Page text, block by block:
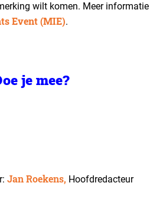
wilt komen. Meer informatie
Event (MIE).
je mee?
Jan Roekens, Hoofdredacteur